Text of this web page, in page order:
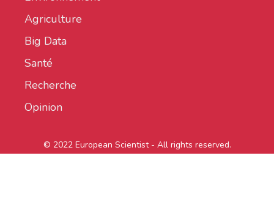
Agriculture
Big Data
Santé
Recherche
Opinion
© 2022 European Scientist - All rights reserved.